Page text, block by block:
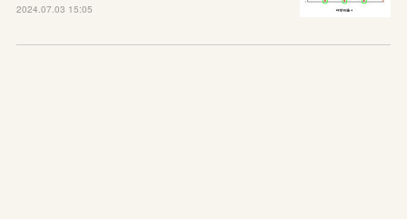
2024.07.03 15:05